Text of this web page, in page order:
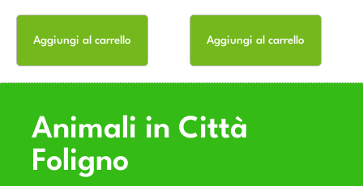
Aggiungi al carrello Aggiungi al carrello
Animali in Città
Foligno